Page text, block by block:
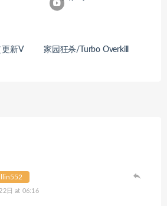
新V
家园狂杀/Turbo Overkill
日 at 06:16